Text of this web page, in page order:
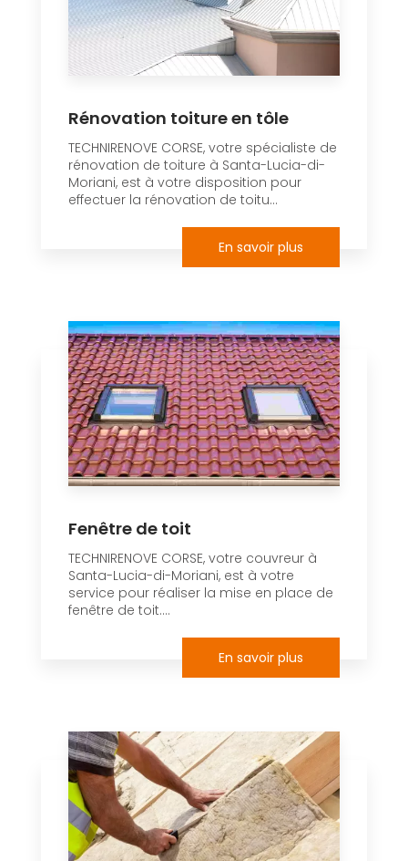
Rénovation toiture en tôle
TECHNIRENOVE CORSE, votre spécialiste de
rénovation de toiture à Santa-Lucia-di-
Moriani, est à votre disposition pour
effectuer la rénovation de toitu...
En savoir plus
Fenêtre de toit
TECHNIRENOVE CORSE, votre couvreur à
Santa-Lucia-di-Moriani, est à votre
service pour réaliser la mise en place de
fenêtre de toit....
En savoir plus